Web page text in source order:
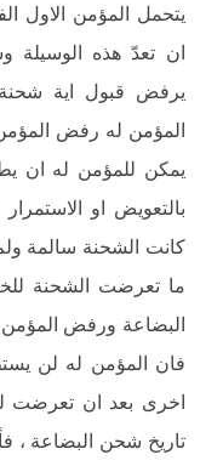
يتحمل المؤمن الاول
ان تعدّ هذه
يرفض قبول اية
المؤمن له رفض
يمكن للمؤمن له ان
بالتعويض او
كانت الشحنة سالمة
ما تعرضت الشحنة
البضاعة ورفض المؤمن
فان المؤمن له لن
اخرى بعد ان تعرضت
تاريخ شحن البضاعة ،